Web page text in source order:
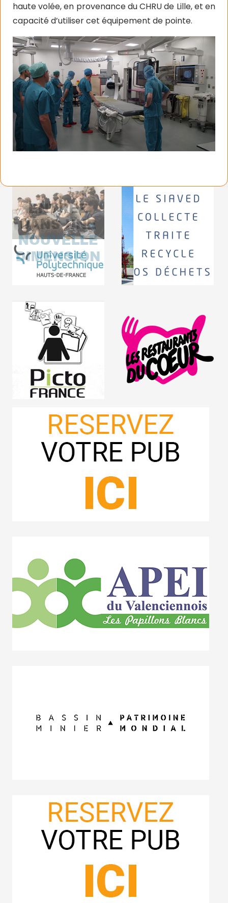
haute volée, en provenance du CHRU de Lille, et en
capacité d’utiliser cet équipement de pointe.